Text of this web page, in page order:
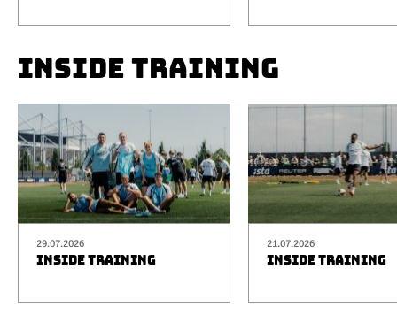
INSIDE TRAINING
29.07.2026
INSIDE TRAINING
21.07.2026
INSIDE TRAINING